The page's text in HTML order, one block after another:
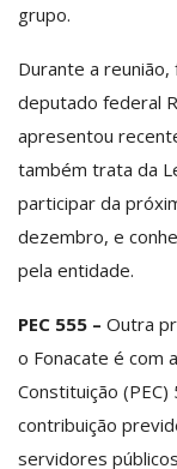
grupo.
Durante a
deputado federal
apresentou
também trata da
participar da
dezembro, e
pela entidade.
PEC 555 – Outra
o Fonacate é com
Constituição
contribuição
servidores